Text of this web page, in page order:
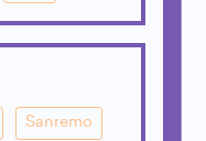
Sanremo